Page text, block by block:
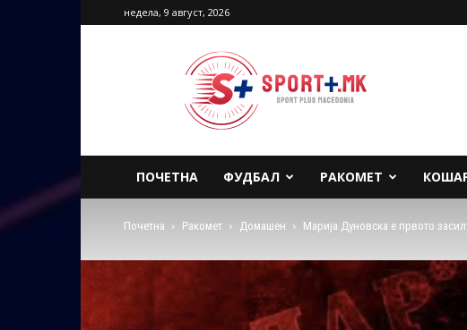
недела, 9 август, 2026
Sport
Plus
Macedonia
ПОЧЕТНА ФУДБАЛ РАКОМЕТ
Почетна Ракомет Домашен Марија Дуновска е првото